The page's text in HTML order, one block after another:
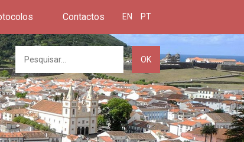
Contactos EN PT
OK